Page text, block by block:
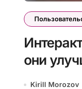
они
Kirill Morozov